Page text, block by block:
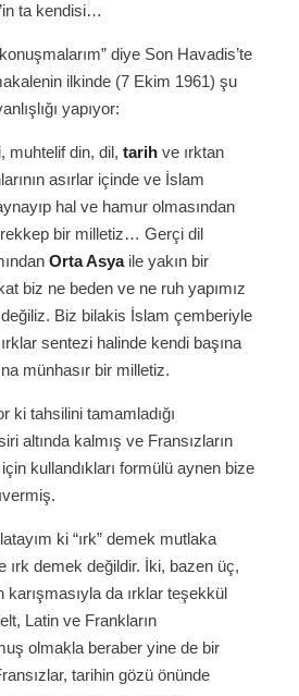
ta kendisi…
diye Son Havadis’te
ilkinde (7 Ekim 1961) şu
yapıyor:
muhtelif din, dil, tarih ve ırktan
asırlar içinde ve İslam
hal ve hamur olmasından
bir milletiz… Gerçi dil
Orta Asyaile yakın bir
biz ne beden ve ne ruh yapımız
değiliz. Biz bilakis İslam çemberiyle
sentezi halinde kendi başına
münhasır bir milletiz.
ki tahsilini tamamladığı
altında kalmış ve Fransızların
kullandıkları formülü aynen bize
ki “ırk” demek mutlaka
ırk demek değildir. İki, bazen üç,
karışmasıyla da ırklar teşekkül
Latin ve Frankların
olmakla beraber yine de bir
tarihin gözü önünde